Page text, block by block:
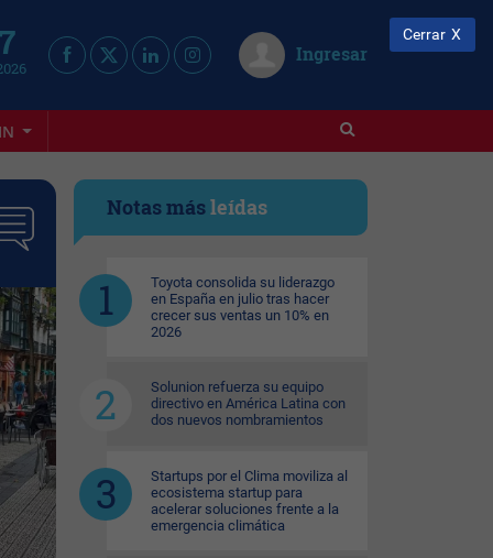
Ingresar
Notas másleídas
Toyota consolida su liderazgo
en España en julio tras hacer
crecer sus ventas un 10% en
2026
Solunion refuerza su equipo
directivo en América Latina con
dos nuevos nombramientos
Startups por el Clima moviliza al
ecosistema startup para
acelerar soluciones frente a la
emergencia climática
Cerrar